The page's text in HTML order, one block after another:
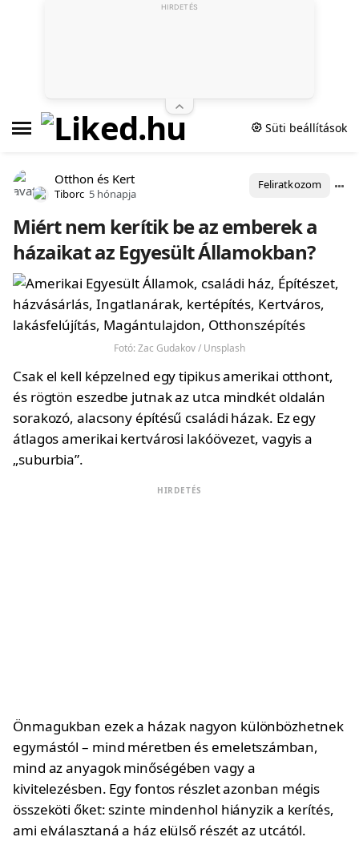
Süti beállítások
Otthon és Kert
Tiborc 5 hónapja
Feliratkozom
Miért nem kerítik be az emberek a
házaikat az Egyesült Államokban?
Fotó: Zac Gudakov / Unsplash
Csak el kell képzelned egy tipikus amerikai otthont,
és rögtön eszedbe jutnak az utca mindkét oldalán
sorakozó, alacsony építésű családi házak. Ez egy
átlagos amerikai kertvárosi lakóövezet, vagyis a
„suburbia”.
HIRDETÉS
Önmagukban ezek a házak nagyon különbözhetnek
egymástól – mind méretben és emeletszámban,
mind az anyagok minőségében vagy a
kivitelezésben. Egy fontos részlet azonban mégis
összeköti őket: szinte mindenhol hiányzik a kerítés,
ami elválasztaná a ház elülső részét az utcától.
HIRDETÉS